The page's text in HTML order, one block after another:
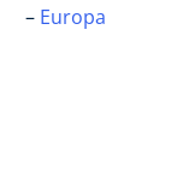
Europa